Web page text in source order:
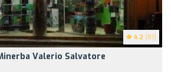
4.2 (81)
Valerio Salvatore